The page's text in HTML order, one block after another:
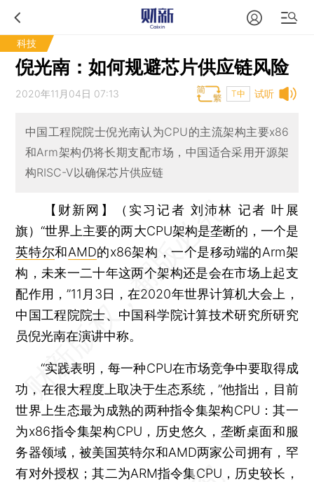
科技
倪光南：如何规避芯片供应链风险
试听
2020年11月04日 07:13 T中
中国工程院院士倪光南认为CPU的主流架构主要x86
和Arm架构仍将长期支配市场，中国适合采用开源架
构RISC-V以确保芯片供应链
【财新网】（实习记者 刘沛林 记者 叶展
旗）“世界上主要的两大CPU架构是垄断的，一个是
英特尔和AMD的x86架构，一个是移动端的Arm架
构，未来一二十年这两个架构还是会在市场上起支
配作用，”11月3日，在2020年世界计算机大会上，
中国工程院院士、中国科学院计算技术研究所研究
员倪光南在演讲中称。
“实践表明，每一种CPU在市场竞争中要取得成
功，在很大程度上取决于生态系统，”他指出，目前
世界上生态最为成熟的两种指令集架构CPU：其一
为x86指令集架构CPU，历史悠久，垄断桌面和服
务器领域，被美国英特尔和AMD两家公司拥有，罕
有对外授权；其二为ARM指令集CPU，历史较长，